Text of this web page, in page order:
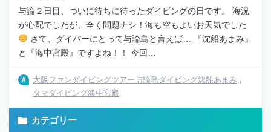
与論２日目、ついに待ちに待ったダイビングの日です。 海況
が心配でしたが、全く問題ナシ！海も空もよいお天気でした
さて、ダイバーにとって与論島と言えば… 『沈船あまみ』
と『海中宮殿』ですよね！！ 今回…
大阪ファンダイビングツアー与論島ダイビング沈船あまみ
タマダイビング海中宮殿
カテゴリー